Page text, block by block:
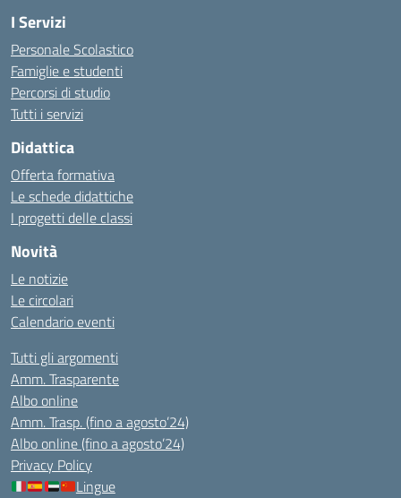
I Servizi
Personale Scolastico
Famiglie e studenti
Percorsi di studio
Tutti i servizi
Didattica
Offerta formativa
Le schede didattiche
I progetti delle classi
Novità
Le notizie
Le circolari
Calendario eventi
Tutti gli argomenti
Amm. Trasparente
Albo online
Amm. Trasp. (fino a agosto’24)
Albo online (fino a agosto’24)
Privacy Policy
Lingue